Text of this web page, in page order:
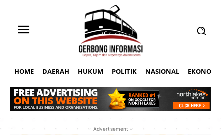
HOME DAERAH HUKUM POLITIK NASIONAL EKONOMI
- Advertisement -